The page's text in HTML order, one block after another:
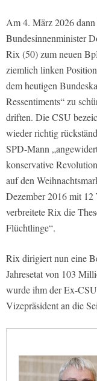
Am 4. März 2026
Bundesinnenminister
Rix (50) zum neuen
ziemlich linken
dem heutigen
Ressentiments“ zu
driften. Die CSU
wieder richtig
SPD-Mann
konservative
auf den
Dezember 2016 mit
verbreitete Rix die
Flüchtlinge“.
Rix dirigiert nun eine
Jahresetat von 103
wurde ihm der Ex-
Vizepräsident an die